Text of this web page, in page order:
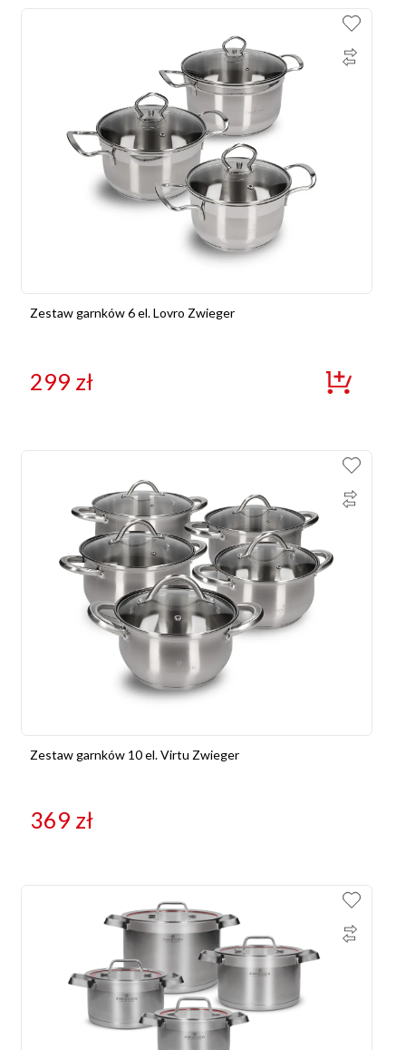
Zestaw garnków 6 el. Lovro Zwieger
299 zł
Zestaw garnków 10 el. Virtu Zwieger
369 zł